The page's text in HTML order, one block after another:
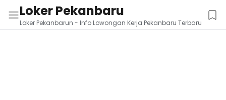
Loker Pekanbaru
Loker Pekanbarun - Info Lowongan Kerja Pekanbaru Terbaru